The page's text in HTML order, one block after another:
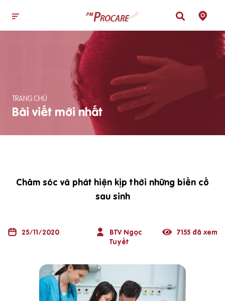
TRANG CHỦ
Bài viết mới nhất
Chăm sóc và phát hiện kịp thời những biến cố
sau sinh
25/11/2020
BTV Ngọc
Tuyết
7155 đã xem